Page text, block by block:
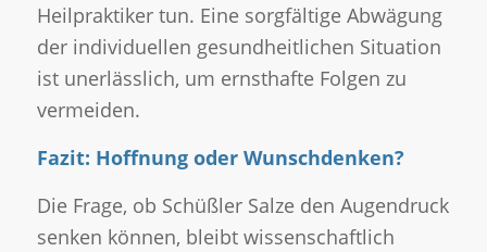
Heilpraktiker tun. Eine sorgfältige Abwägung
der individuellen gesundheitlichen Situation
ist unerlässlich, um ernsthafte Folgen zu
vermeiden.
Fazit: Hoffnung oder Wunschdenken?
Die Frage, ob Schüßler Salze den Augendruck
senken können, bleibt wissenschaftlich